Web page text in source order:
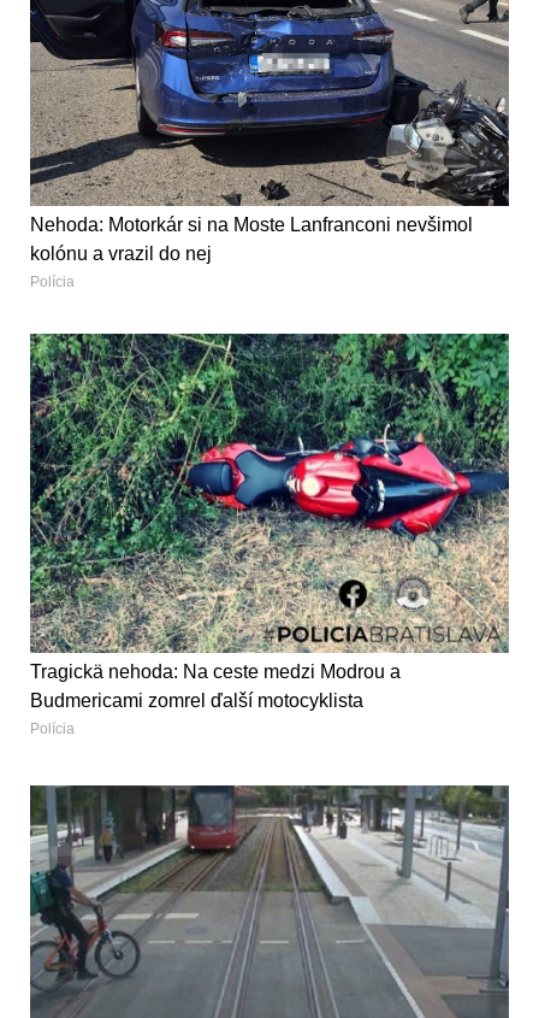
Nehoda: Motorkár si na Moste Lanfranconi nevšimol
kolónu a vrazil do nej
Polícia
Tragickä nehoda: Na ceste medzi Modrou a
Budmericami zomrel ďalší motocyklista
Polícia